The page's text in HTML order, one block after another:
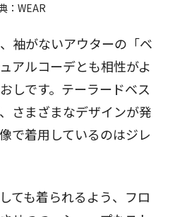
： WEAR
袖がないアウターの「ベ
アルコーデとも相性がよ
しです。テーラードベス
さまざまなデザインが発
で着用しているのはジレ
ても着られるよう、フロ